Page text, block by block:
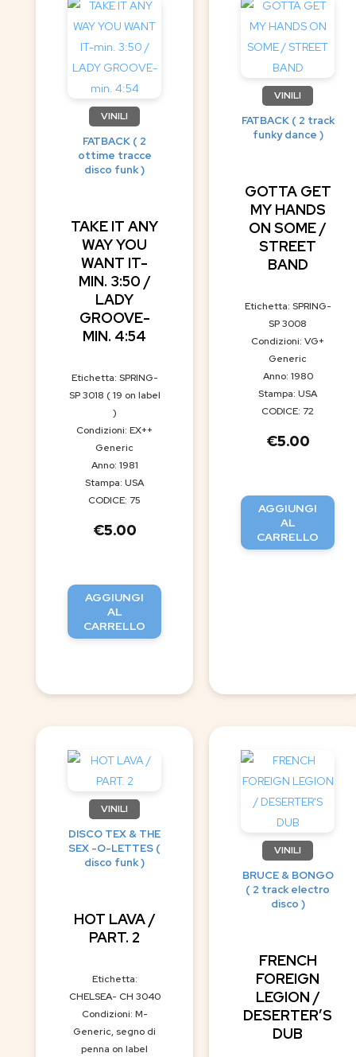
VINILI
FATBACK ( 2
ottime tracce
disco funk )
TAKE IT ANY
WAY YOU
WANT IT-
MIN. 3:50 /
LADY
GROOVE-
MIN. 4:54
Etichetta: SPRING-
SP 3018 ( 19 on label
)
Condizioni: EX++
Generic
Anno: 1981
Stampa: USA
CODICE: 75
€5.00
AGGIUNGI
AL
CARRELLO
VINILI
FATBACK ( 2 track
funky dance )
GOTTA GET
MY HANDS
ON SOME /
STREET
BAND
Etichetta: SPRING-
SP 3008
Condizioni: VG+
Generic
Anno: 1980
Stampa: USA
CODICE: 72
€5.00
AGGIUNGI
AL
CARRELLO
VINILI
DISCO TEX & THE
SEX -O-LETTES (
disco funk )
HOT LAVA /
PART. 2
Etichetta:
CHELSEA- CH 3040
Condizioni: M-
Generic, segno di
penna on label
VINILI
BRUCE & BONGO
( 2 track electro
disco )
FRENCH
FOREIGN
LEGION /
DESERTER’S
DUB